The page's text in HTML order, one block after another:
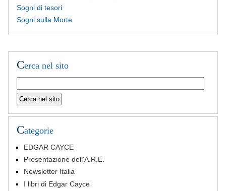
Sogni di tesori
Sogni sulla Morte
Cerca nel sito
Categorie
EDGAR CAYCE
Presentazione dell'A.R.E.
Newsletter Italia
I libri di Edgar Cayce